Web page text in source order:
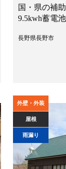
国・県の補
9.5kwh蓄電
長野県長野市
外壁・外装
屋根
雨漏り